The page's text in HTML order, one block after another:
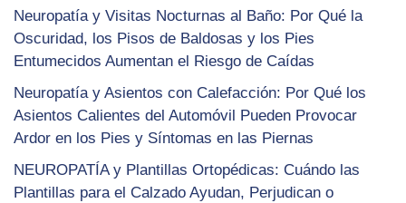
Neuropatía y Visitas Nocturnas al Baño: Por Qué la
Oscuridad, los Pisos de Baldosas y los Pies
Entumecidos Aumentan el Riesgo de Caídas
Neuropatía y Asientos con Calefacción: Por Qué los
Asientos Calientes del Automóvil Pueden Provocar
Ardor en los Pies y Síntomas en las Piernas
NEUROPATÍA y Plantillas Ortopédicas: Cuándo las
Plantillas para el Calzado Ayudan, Perjudican o